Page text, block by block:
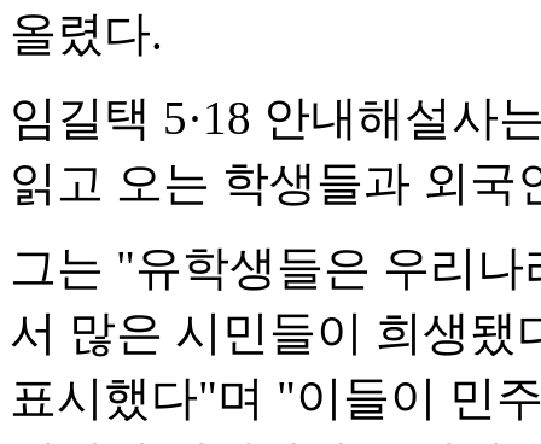
올렸다.
임길택 5·18 안내해설사
읽고 오는 학생들과 외
그는 "유학생들은 우리
서 많은 시민들이 희생됐
표시했다"며 "이들이 민